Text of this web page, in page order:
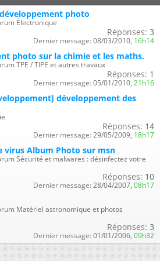
photo
Électronique
Réponses: 3
Dernier message: 08/03/2010, 16h14
photo sur la chimie et les maths.
TPE / TIPE et autres travaux
Réponses: 1
Dernier message: 05/01/2010, 21h16
développement des
Réponses: 14
Dernier message: 29/05/2009, 18h17
virus Album Photo sur msn
Sécurité et malwares : désinfectez votre
Réponses: 10
Dernier message: 28/04/2007, 08h17
Matériel astronomique et photos
Réponses: 3
Dernier message: 01/01/2006, 09h32